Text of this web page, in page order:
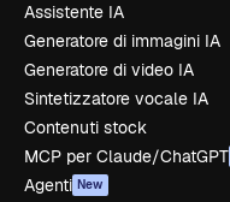
Assistente IA
Generatore di immagini IA
Generatore di video IA
Sintetizzatore vocale IA
Contenuti stock
MCP per Claude/ChatGPT
Agenti New